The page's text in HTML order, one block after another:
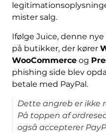
mister salg.
Ifølge Juice, denne
på butikker, der kører
WooCommerceog
phishing side blev
betale med PayPal.
Dette angreb er ikke
På toppen af
også accepterer